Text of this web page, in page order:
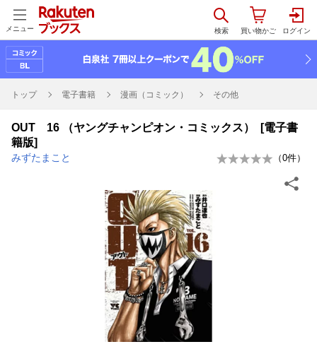
メニュー
トップ 電子書籍 漫画（コミック） その他
OUT 16 （ヤングチャンピオン・コミックス） [電子書
籍版]
みずたまこと （0件）